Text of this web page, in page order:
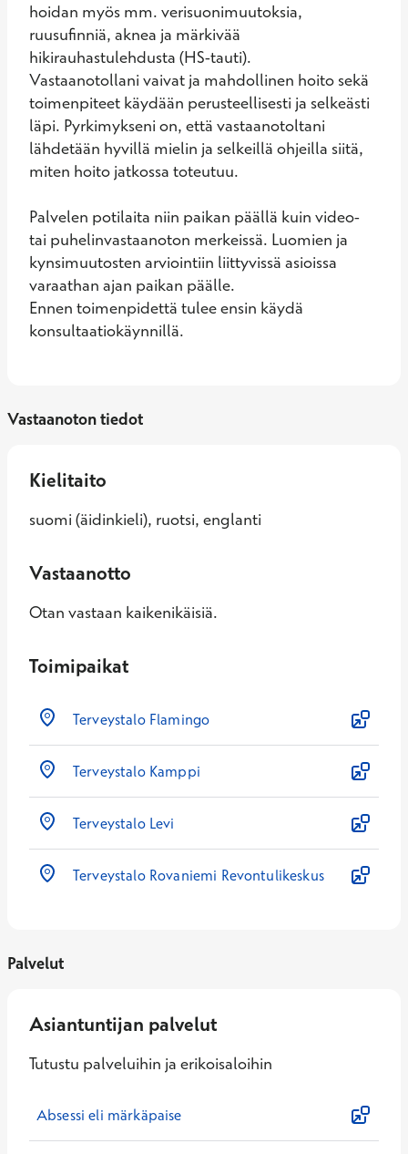
hoidan myös mm. verisuonimuutoksia,
ruusufinniä, aknea ja märkivää
hikirauhastulehdusta (HS-tauti).
Vastaanotollani vaivat ja mahdollinen hoito sekä
toimenpiteet käydään perusteellisesti ja selkeästi
läpi. Pyrkimykseni on, että vastaanotoltani
lähdetään hyvillä mielin ja selkeillä ohjeilla siitä,
miten hoito jatkossa toteutuu.
Palvelen potilaita niin paikan päällä kuin video-
tai puhelinvastaanoton merkeissä. Luomien ja
kynsimuutosten arviointiin liittyvissä asioissa
varaathan ajan paikan päälle.
Ennen toimenpidettä tulee ensin käydä
konsultaatiokäynnillä.
Vastaanoton tiedot
Kielitaito
suomi (äidinkieli), ruotsi, englanti
Vastaanotto
Otan vastaan kaikenikäisiä.
Toimipaikat
Terveystalo Flamingo
Terveystalo Kamppi
Terveystalo Levi
Terveystalo Rovaniemi Revontulikeskus
Palvelut
Asiantuntijan palvelut
Tutustu palveluihin ja erikoisaloihin
Absessi eli märkäpaise